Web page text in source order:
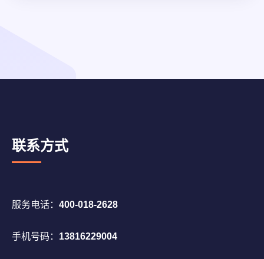
联系方式
服务电话： 400-018-2628
手机号码： 13816229004